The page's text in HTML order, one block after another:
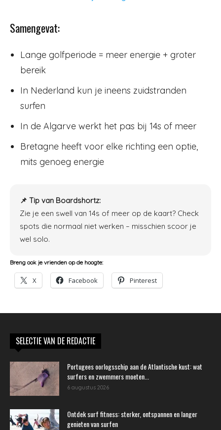
Samengevat:
Lange golfperiode = meer energie + groter
bereik
In Nederland kun je ineens zuidstranden
surfen
In de Algarve werkt het pas bij 14s of meer
Bretagne heeft voor elke richting een optie,
mits genoeg energie
📌 Tip van Boardshortz:
Zie je een swell van 14s of meer op de kaart? Check
spots die normaal niet werken – misschien scoor je
wel solo.
Breng ook je vrienden op de hoogte:
X Facebook Pinterest
SELECTIE VAN DE REDACTIE
Portugees oorlogsschip aan de Atlantische kust: wat
surfers en zwemmers moeten...
6 augustus 2026
Ontdek surf fitness: sterker, ontspannen en langer
genieten van surfen